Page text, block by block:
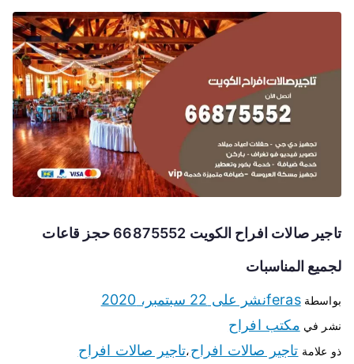
تاجير صالات افراح الكويت 66875552 حجز قاعات
لجميع المناسبات
بواسطةferasنشر على 22 سبتمبر، 2020
نشر في مكتب افراح
ذو علامة تاجير صالات افراح،تاجير صالات افراح